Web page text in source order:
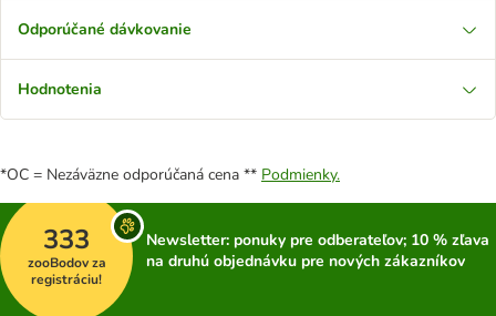
Odporúčané dávkovanie
Hodnotenia
*OC = Nezáväzne odporúčaná cena ** Podmienky.
333
zooBodov za
registráciu!
Newsletter: ponuky pre odberateľov; 10 % zľava
na druhú objednávku pre nových zákazníkov